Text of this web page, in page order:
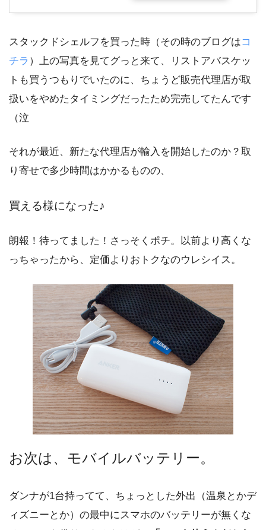
スタックドシェルフを買った時（その時のブログはコ
チラ ）上の写真を見てグっと来て、リストアバスケッ
トも買うつもりでいたのに、ちょうど販売代理店が取
扱いをやめたタイミングだったため完売してたんです
（泣
それが最近、新たな代理店が輸入を開始したのか？取
り寄せで多少時間はかかるものの、
買える様になった♪
朗報！待ってました！さっそくポチ。以前より高くな
っちゃったから、定価よりおトクなのウレシイス。
お次は、モバイルバッテリー。
ダンナが1台持ってて、ちょっとした外出（温泉とかデ
ィズニーとか）の最中にスマホのバッテリーが無くな